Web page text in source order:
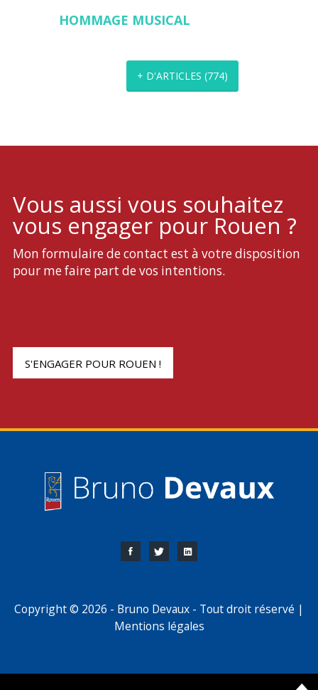
HOMMAGE MUSICAL
+ D'ARTICLES (774)
Vous aussi vous souhaitez
vous engager pour Rouen ?
Mon formulaire de contact est à votre disposition
pour me faire part de vos intentions.
S'ENGAGER POUR ROUEN !
Copyright © 2026 - Bruno Devaux - Tout droit réservé |
Mentions légales